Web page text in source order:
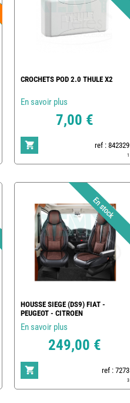
CROCHETS POD 2.0 THULE X2
En savoir plus
7,00 €
ref : 842329
1
HOUSSE SIEGE (DS9) FIAT -
PEUGEOT - CITROEN
En savoir plus
249,00 €
ref : 7273
3